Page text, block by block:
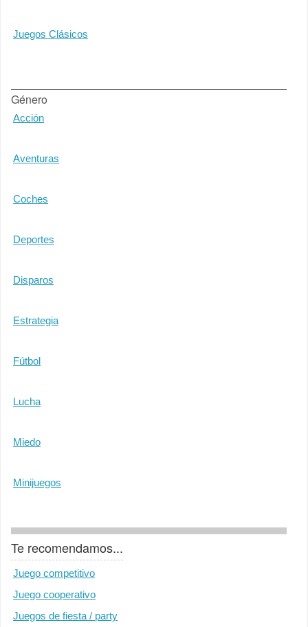
Juegos Clásicos
Género
Acción
Aventuras
Coches
Deportes
Disparos
Estrategia
Fútbol
Lucha
Miedo
Minijuegos
Te recomendamos...
Juego competitivo
Juego cooperativo
Juegos de fiesta / party